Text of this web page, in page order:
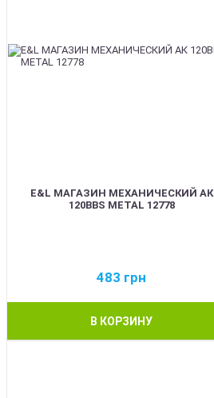
E&L МАГАЗИН МЕХАНИЧЕСКИЙ АК
120BBS METAL 12778
483 грн
В КОРЗИНУ